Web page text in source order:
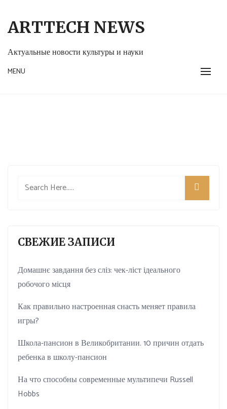
content
ARTTECH NEWS
Актуальные новости культуры и науки
MENU
СВЕЖИЕ ЗАПИСИ
Домашнє завдання без сліз: чек-ліст ідеального
робочого місця
Как правильно настроенная снасть меняет правила
игры?
Школа-пансион в Великобритании. 10 причин отдать
ребенка в школу-пансион
На что способны современные мультипечи Russell
Hobbs